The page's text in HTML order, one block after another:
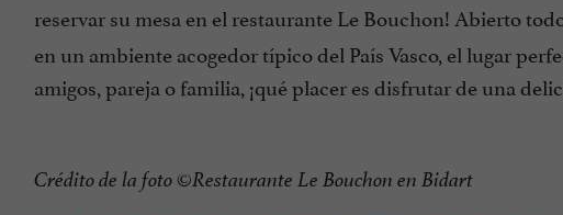
reservar su mesa en el restaurante Le Bouchon! Abierto
en un ambiente acogedor típico del País Vasco, el lugar
amigos, pareja o familia, ¡qué placer es disfrutar de una
Crédito de la foto ©Restaurante Le Bouchon en Bidart